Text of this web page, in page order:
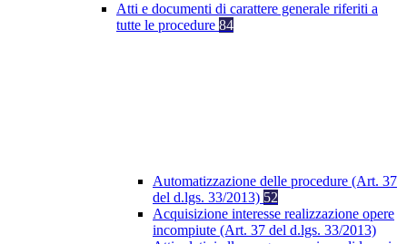
Atti e documenti di carattere generale riferiti a
tutte le procedure 84
Automatizzazione delle procedure (Art. 37
del d.lgs. 33/2013) 52
Acquisizione interesse realizzazione opere
incompiute (Art. 37 del d.lgs. 33/2013)